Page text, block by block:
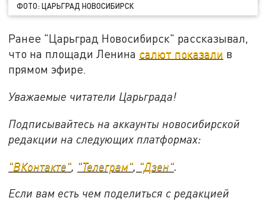
ФОТО: ЦАРЬГРАД НОВОСИБИРСК
Ранее "Царьград Новосибирск" рассказывал,
что на площади Ленина салют показали в
прямом эфире.
Уважаемые читатели Царьграда!
Подписывайтесь на аккаунты новосибирской
редакции на следующих платформах:
"ВКонтакте" "Телеграм" "Дзен"
Если вам есть чем поделиться с редакцией